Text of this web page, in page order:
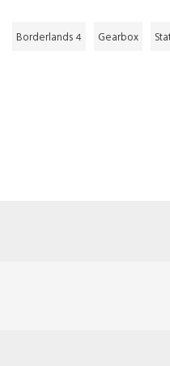
Borderlands 4 Gearbox